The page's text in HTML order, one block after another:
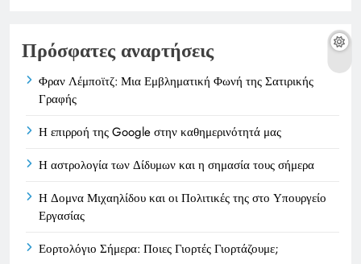
Πρόσφατες αναρτήσεις
Φραν Λέμποϊτζ: Μια Εμβληματική Φωνή της Σατιρικής
Γραφής
Η επιρροή της Google στην καθημερινότητά μας
Η αστρολογία των Δίδυμων και η σημασία τους σήμερα
Η Δομνα Μιχαηλίδου και οι Πολιτικές της στο Υπουργείο
Εργασίας
Εορτολόγιο Σήμερα: Ποιες Γιορτές Γιορτάζουμε;